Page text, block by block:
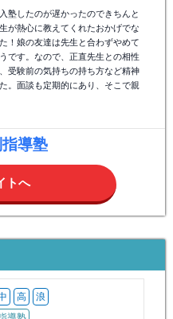
★★★★★5.0/5
！娘の友達は先生と合わずやめて
です。なので、正直先生との相性
受験前の気持ちの持ち方など精神
。面談も定期的にあり、そこで親
導塾
トへ